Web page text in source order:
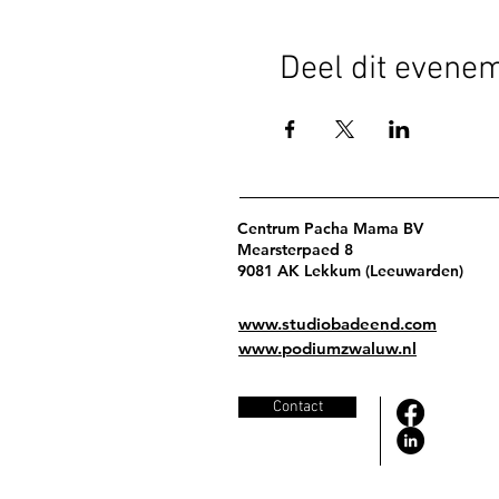
Deel dit
Centrum Pacha Mama BV
Mearsterpaed 8
9081 AK Lekkum (Leeuwarden)
www.studiobadeend.com
www.podiumzwaluw.nl
Contact